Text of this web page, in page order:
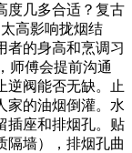
度几多合适？复古
高影响拢烟结
者的身高和烹调习
师傅会提前沟通
逆阀能否无缺。止
家的油烟倒灌。水
插座和排烟孔。贴
隔墙），排烟孔曲